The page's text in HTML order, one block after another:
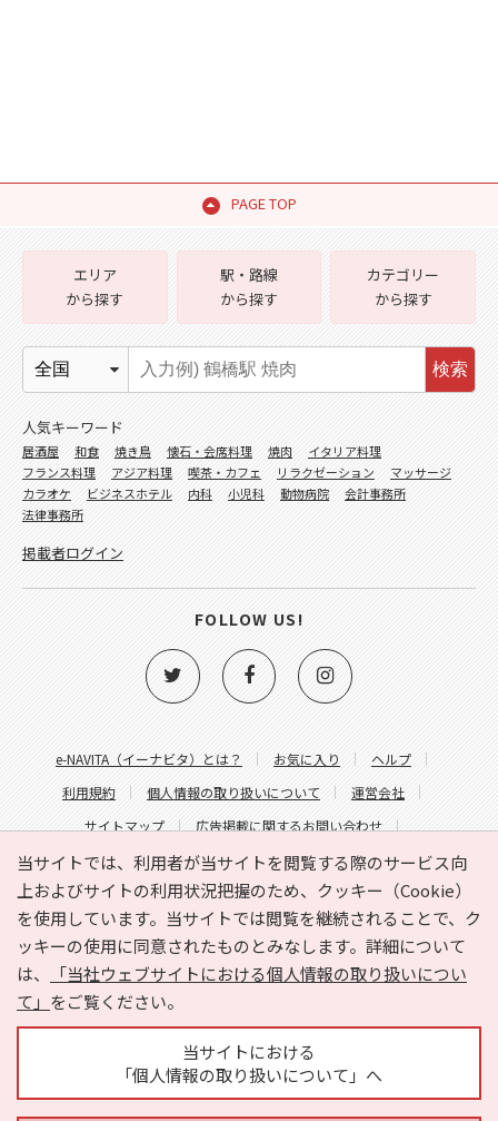
PAGE TOP
当サイトでは、利用者が当サイトを閲覧する際のサービス向
上およびサイトの利用状況把握のため、クッキー（Cookie）
を使用しています。当サイトでは閲覧を継続されることで、ク
ッキーの使用に同意されたものとみなします。詳細について
は、
「当社ウェブサイトにおける個人情報の取り扱いについ
て」 をご覧ください。
当サイトにおける
「個人情報の取り扱いについて」へ
e-NAVITA（イーナビタ）とは？ お気に入り
ヘルプ
利用規約
個人情報の取り扱いについて
運営会社
サイトマップ
広告掲載に関するお問い合わせ
サイトの内容に関するお問い合わせ
エリア
から探す
駅・路線
から探す
カテゴリー
から探す
検索
人気キーワード
居酒屋 和食 焼き鳥 懐石・会席料理 焼肉
イタリア料理
フランス料理
アジア料理 喫茶・カフェ リラクゼーション
マッサージ
カラオケ
ビジネスホテル 内科 小児科 動物病院
会計事務所
法律事務所
掲載者ログイン
FOLLOW US!
Copyright © HYOJITO.Co.,Ltd. All Rights Reserved.